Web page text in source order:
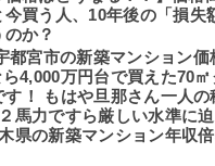
今買う人、10年後の「損失
のか？
都宮市の新築マンション価
4,000万円台で買えた70
！ もはや旦那さん一人の
馬力ですら厳しい水準に
県の新築マンション年収